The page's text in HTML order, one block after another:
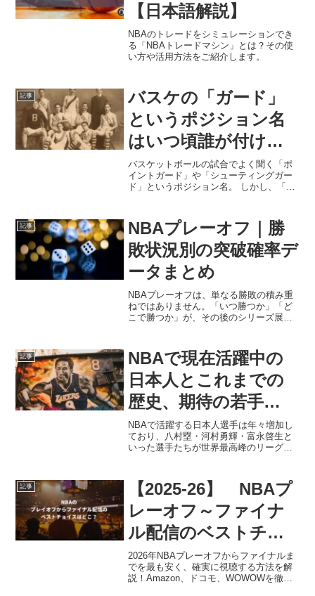
【日本語解説】
NBAのトレードをシミュレーションでき
る「NBAトレードマシン」とは？その使
い方や活用方法をご紹介します。
記事
バスケの「ガード」
というポジション名
はいつ頃誰が付けた
のか調べてみた
バスケットボールの試合でよく聞く「ポ
イントガード」や「シューティングガー
ド」というポジション名。 しかし、「ガ
トガードはチームの司令塔として攻撃を
組み立てる役割を...
記事
NBAプレーオフ｜勝
敗状況別の突破確率デ
ータまとめ
NBAプレーオフは、単なる勝敗の積み重
ねではありません。「いつ勝つか」「ど
こで勝つか」が、その後のシリーズ展開
敗、2勝1敗、3勝2敗といった途中経過
が、最終的な勝敗にどれ...
記事
NBAで現在活躍中の
日本人とこれまでの
歴史、期待の若手
【2026】
NBAで活躍する日本人選手は年々増加し
ており、八村塁・河村勇輝・富永啓生と
いった選手たちが世界最高峰のリーグや
版】として、現在NBA・Gリーグに所属
している選手、過...
記事
【2025-26】 NBAプ
レーオフ～ファイナ
ル配信のベストチョ
イスは？
2026年NBAプレーオフからファイナルま
でを最も安く、確実に視聴する方法を解
説！Amazon、ドコモ、WOWOWを徹底